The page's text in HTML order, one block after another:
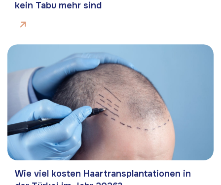
kein Tabu mehr sind
Wie viel kosten Haartransplantationen in